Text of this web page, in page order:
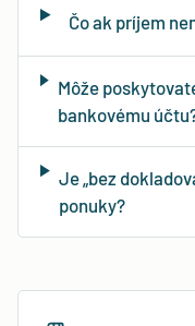
Čo ak príjem
Môže
bankovému
Je „bez
ponuky?